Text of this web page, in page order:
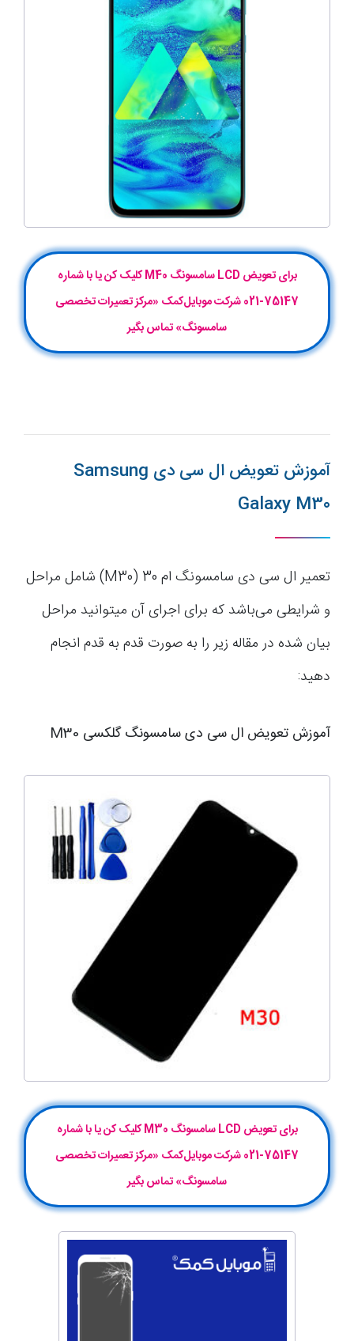
برای تعویض LCD سامسونگ M40 کلیک کن یا با شماره
75147-021 شرکت موبایل‌کمک «مرکز تعمیرات تخصصی
سامسونگ» تماس بگیر
آموزش تعویض ال سی دی Samsung
Galaxy M30
تعمیر ال سی دی سامسونگ ام 30 (M30) شامل مراحل
و شرایطی می‌باشد که برای اجرای آن میتوانید مراحل
بیان شده در مقاله زیر را به صورت قدم به قدم انجام
دهید:
آموزش تعویض ال سی دی سامسونگ گلکسی M30
برای تعویض LCD سامسونگ M30 کلیک کن یا با شماره
75147-021 شرکت موبایل‌کمک «مرکز تعمیرات تخصصی
سامسونگ» تماس بگیر